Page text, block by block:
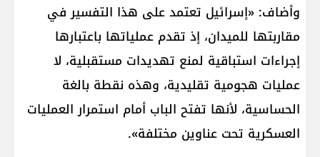
وأضاف: «إسرائيل تعتمد على هذا التفسير في
مقاربتها للميدان، إذ تقدم عملياتها باعتبارها
إجراءات استباقية لمنع تهديدات مستقبلية، لا
عمليات هجومية تقليدية، وهذه نقطة بالغة
الحساسية، لأنها تفتح الباب أمام استمرار العمليات
العسكرية تحت عناوين مختلفة».